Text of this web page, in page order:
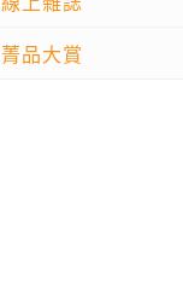
菁品大賞